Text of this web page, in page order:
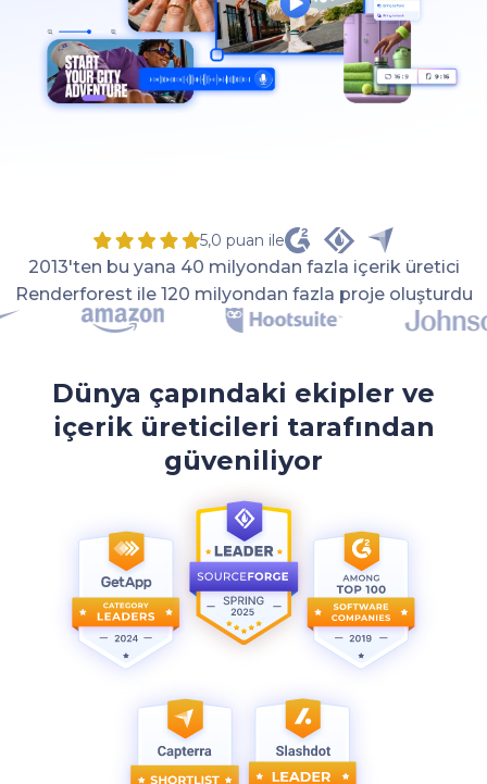
5,0 puan ile
2013'ten bu yana 40 milyondan fazla içerik üretici
Renderforest ile 120 milyondan fazla proje oluşturdu
Dünya çapındaki ekipler ve
içerik üreticileri tarafından
güveniliyor